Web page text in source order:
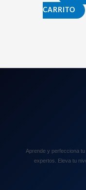
CARRITO
Aprende y perfecciona
expertos. Eleva tu